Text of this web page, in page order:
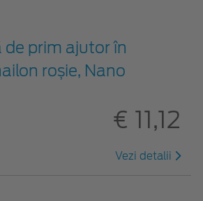
de prim ajutor în
roșie, Nano
€ 11,12
Vezi detalii